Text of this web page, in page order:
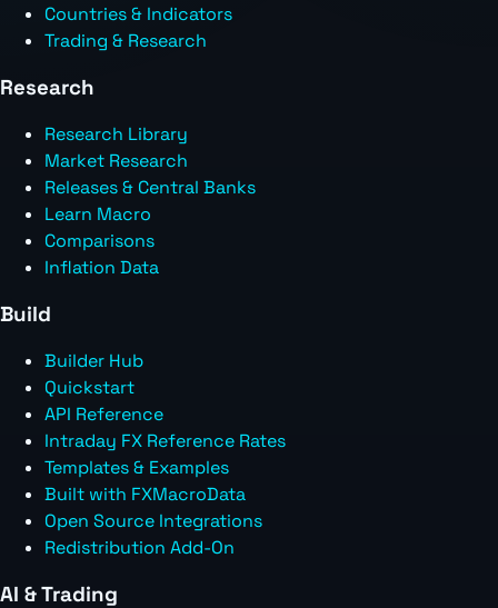
Countries & Indicators
Trading & Research
Research
Research Library
Market Research
Releases & Central Banks
Learn Macro
Comparisons
Inflation Data
Build
Builder Hub
Quickstart
API Reference
Intraday FX Reference Rates
Templates & Examples
Built with FXMacroData
Open Source Integrations
Redistribution Add-On
AI & Trading